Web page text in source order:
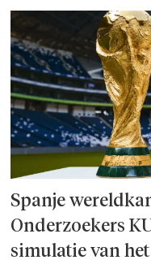
Spanje
Onderzoek­ers
simulatie van